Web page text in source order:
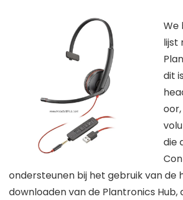
We
lijst
dit
die
ondersteunen bij het gebruik van de
downloaden van de Plantronics Hub,